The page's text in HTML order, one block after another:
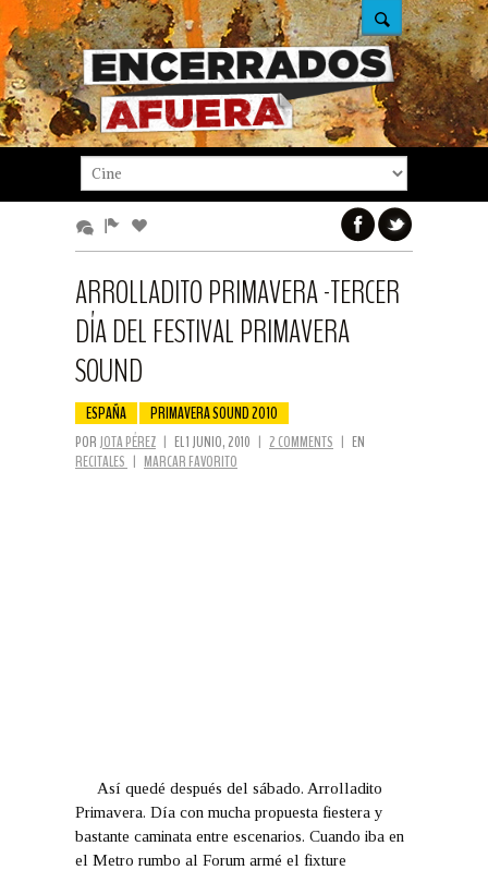
ARROLLADITO PRIMAVERA -TERCER
DÍA DEL FESTIVAL PRIMAVERA
SOUND
ESPAÑA PRIMAVERA SOUND 2010
POR JOTA PÉREZ | EL 1 JUNIO, 2010 | 2 COMMENTS | EN
RECITALES | MARCAR FAVORITO
Así quedé después del sábado. Arrolladito
Primavera. Día con mucha propuesta fiestera y
bastante caminata entre escenarios. Cuando iba en
el Metro rumbo al Forum armé el fixture